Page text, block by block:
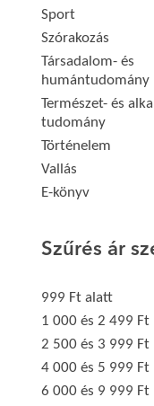
Sport
Szórakozás
Társadalom- és
humántudomány
Természet- és
tudomány
Történelem
Vallás
E-könyv
Szűrés ár
999 Ft alatt
1 000 és 2 499 Ft
2 500 és 3 999 Ft
4 000 és 5 999 Ft
6 000 és 9 999 Ft